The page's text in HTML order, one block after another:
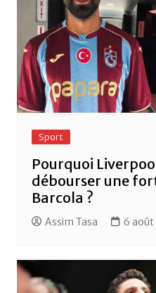
Sport
Pourquoi
débourser une
Barcola ?
Assim Tasa 6 août